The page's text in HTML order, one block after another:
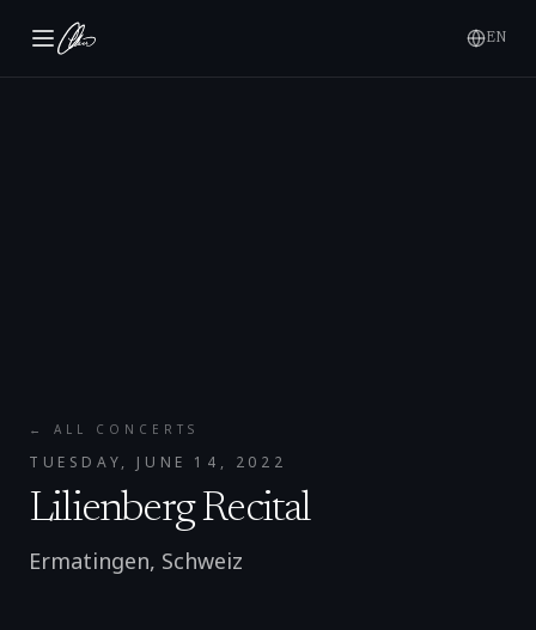
EN
← ALL CONCERTS
TUESDAY, JUNE 14, 2022
Lilienberg Recital
Ermatingen, Schweiz